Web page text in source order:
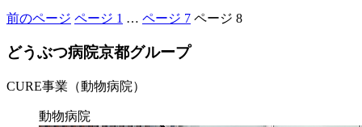
前のページ ページ 1 … ページ 7 ページ 8
どうぶつ病院京都グループ
CURE事業（動物病院）
動物病院